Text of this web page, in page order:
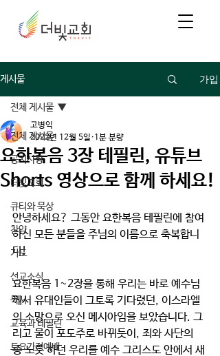
게시물 가입
전체 게시물
공지사항
더빛교회
큐티와 묵상
찬양
기도
선교소식
독서
교육과 테필린
토요가정예배
전체 게시물
요한복음 3장 테필린, 유튜브
Shorts 영상으로 함께 하세요!
고병익
2022년 12월 5일 1분 분량
안녕하세요? 그동안 요한복음 테필린에 참여
하신 모든 분들을 주님의 이름으로 축복합니
다!
요한복음 1~2장을 통해 우리는 바로 예수님
께서 유대인들이 그토록 기다렸던, 이스라엘
의 소망으로 오신 메시아임을 보았습니다. 그
리고 물이 포도주로 바뀌듯이, 죄와 사단의
종 노릇 하던 우리를 예수 그리스도 안에서 새